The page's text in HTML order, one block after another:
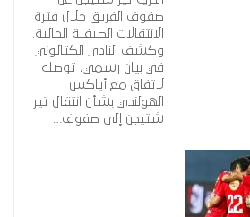
صفوف الفريق خلال فترة
الانتقالات الصيفية الحالية.
وكشف النادي الكتالوني
في بيان رسمي، توصله
لاتفاق مع أياكس
الهولندي بشأن انتقال تير
شتيجن إلى صفوف…